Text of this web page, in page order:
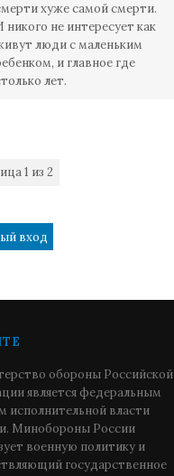
хуже самой смерти.
никого не интересует как
люди с маленьким
и главное где
лет.
1 из 2
обороны Российской
является федеральным
исполнительной власти
Минобороны России
военную политику и
государственное